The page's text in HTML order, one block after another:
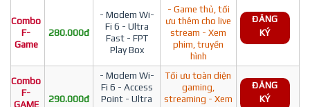
Combo
F-
Game
280.000đ
- Modem Wi-
Fi 6 - Ultra
Fast - FPT
Play Box
- Game thủ, tối
ưu thêm cho live
stream - Xem
phim, truyền
hình
ĐĂNG
KÝ
Combo
F-
GAME
290.000đ
- Modem Wi-
Fi 6 - Access
Point - Ultra
Tối ưu toàn diện
gaming,
streaming - Xem
ĐĂNG
KÝ